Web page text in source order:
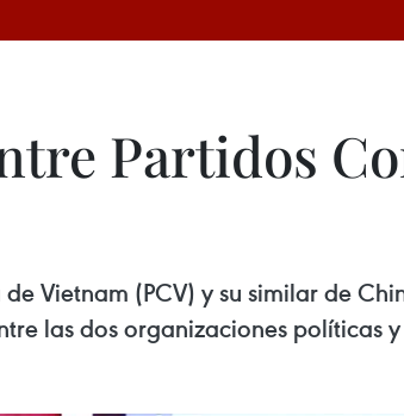
Partidos
Vietnam (PCV) y su similar de
las dos organizaciones políticas y